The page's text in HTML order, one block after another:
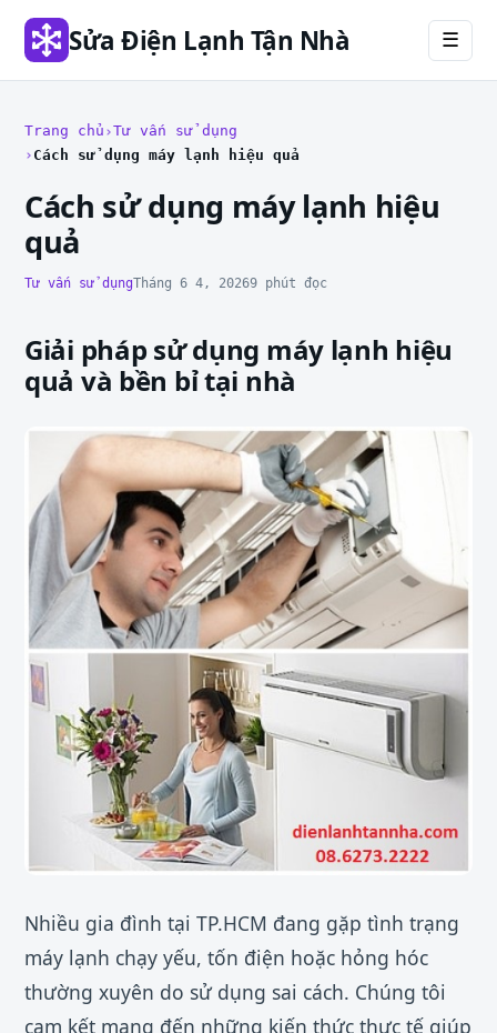
Sửa Điện Lạnh Tận Nhà ☰
Trang chủ Tư vấn sử dụng
Cách sử dụng máy lạnh hiệu quả
Cách sử dụng máy lạnh hiệu
quả
Tư vấn sử dụngTháng 6 4, 20269 phút đọc
Giải pháp sử dụng máy lạnh hiệu
quả và bền bỉ tại nhà
Nhiều gia đình tại TP.HCM đang gặp tình trạng
máy lạnh chạy yếu, tốn điện hoặc hỏng hóc
thường xuyên do sử dụng sai cách. Chúng tôi
cam kết mang đến những kiến thức thực tế giúp